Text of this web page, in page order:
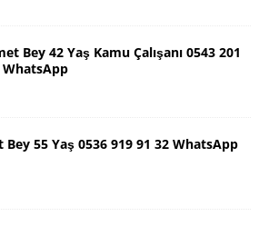
Bey 42 Yaş Kamu Çalışanı 0543 201
WhatsApp
Bey 55 Yaş 0536 919 91 32 WhatsApp